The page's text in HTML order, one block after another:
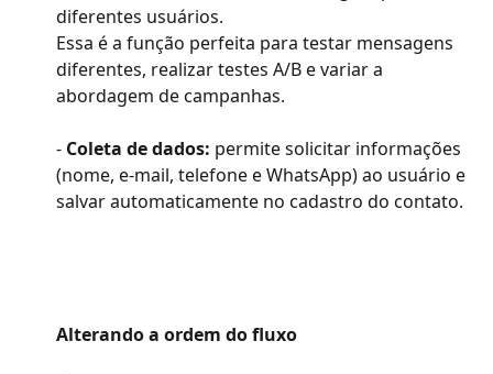
diferentes usuários.
Essa é a função perfeita para testar mensagens
diferentes, realizar testes A/B e variar a
abordagem de campanhas.
- Coleta de dados: permite solicitar informações
(nome, e-mail, telefone e WhatsApp) ao usuário e
salvar automaticamente no cadastro do contato.
Alterando a ordem do fluxo